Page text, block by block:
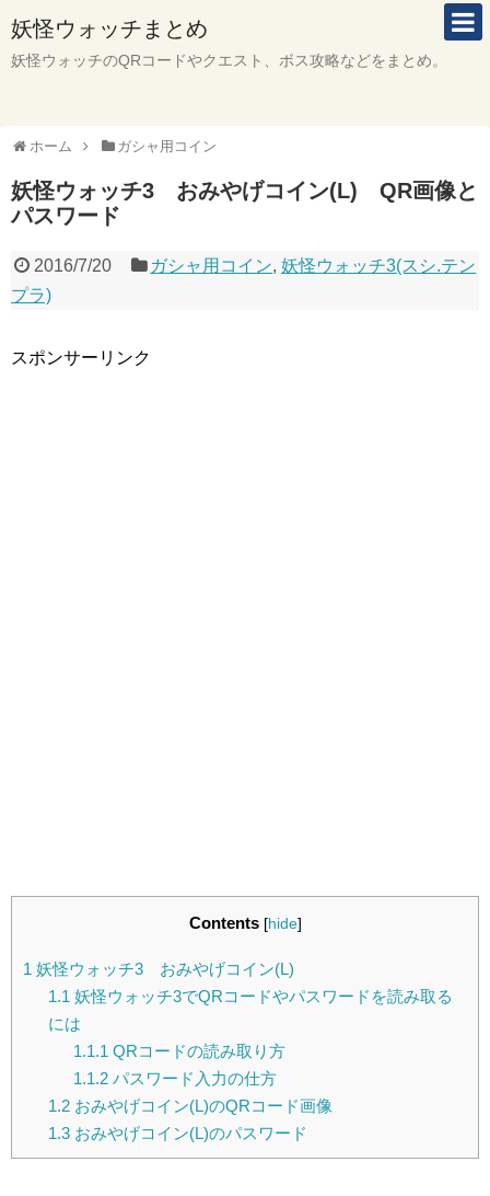
妖怪ウォッチまとめ
妖怪ウォッチのQRコードやクエスト、ボス攻略などをまとめ。
ホーム ガシャ用コイン
妖怪ウォッチ3 おみやげコイン(L) QR画像と
パスワード
2016/7/20 ガシャ用コイン,妖怪ウォッチ3(スシ.テン
プラ)
スポンサーリンク
Contents [hide]
1 妖怪ウォッチ3 おみやげコイン(L)
1.1 妖怪ウォッチ3でQRコードやパスワードを読み取る
には
1.1.1 QRコードの読み取り方
1.1.2パスワード入力の仕方
1.2おみやげコイン(L)のQRコード画像
1.3おみやげコイン(L)のパスワード